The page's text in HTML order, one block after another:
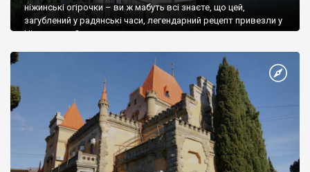
ніжинські огірочки – ви ж мабуть всі знаєте, що цей,
загублений у радянські часи, легендарний рецепт привезли у
Ніжин греки?